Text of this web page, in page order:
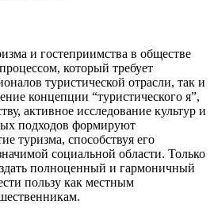
и гостеприимства в обществе
который требует
туристической отрасли, так и
концепции “туристического я”,
активное исследование культур и
подходов формируют
туризма, способствуя его
социальной области. Только
полноценный и гармоничный
пользу как местным